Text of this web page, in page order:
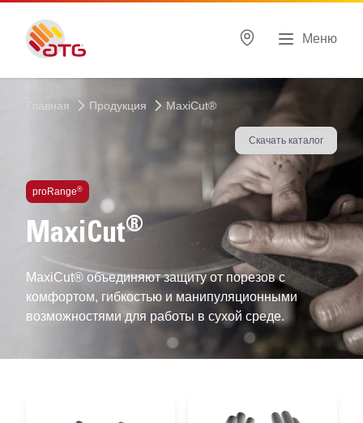
Меню
Главная Продукция MaxiCut®
Скачать каталог
proRange®
MaxiCut®
MaxiCut® объединяют защиту от порезов с
комфортом, гибкостью и манипуляционными
возможностями для работы в сухой среде.